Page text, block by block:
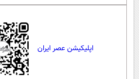
اپلیکیشن عصر ایران